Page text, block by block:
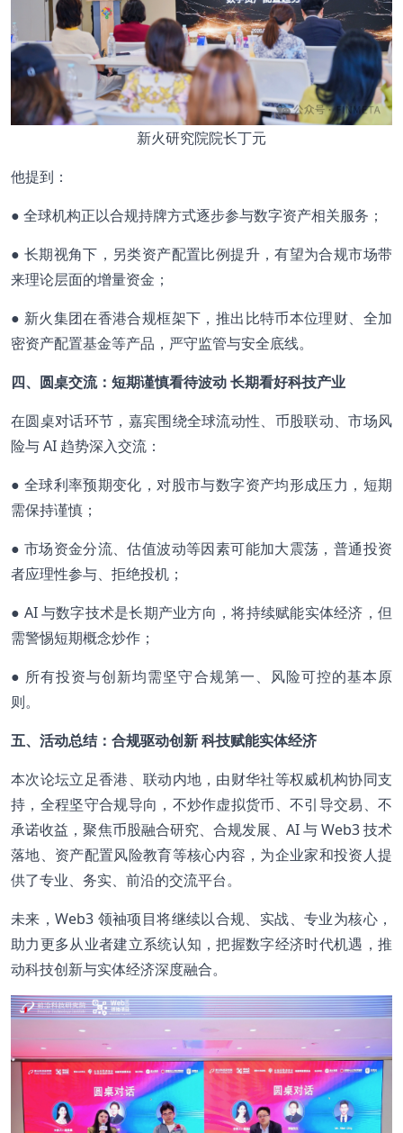
新火研究院院长丁元
他提到：
● 全球机构正以合规持牌方式逐步参与数字资产相关服务；
● 长期视角下，另类资产配置比例提升，有望为合规市场带
来理论层面的增量资金；
● 新火集团在香港合规框架下，推出比特币本位理财、全加
密资产配置基金等产品，严守监管与安全底线。
四、圆桌交流：短期谨慎看待波动 长期看好科技产业
在圆桌对话环节，嘉宾围绕全球流动性、币股联动、市场风
险与 AI 趋势深入交流：
● 全球利率预期变化，对股市与数字资产均形成压力，短期
需保持谨慎；
● 市场资金分流、估值波动等因素可能加大震荡，普通投资
者应理性参与、拒绝投机；
● AI 与数字技术是长期产业方向，将持续赋能实体经济，但
需警惕短期概念炒作；
● 所有投资与创新均需坚守合规第一、风险可控的基本原
则。
五、活动总结：合规驱动创新 科技赋能实体经济
本次论坛立足香港、联动内地，由财华社等权威机构协同支
持，全程坚守合规导向，不炒作虚拟货币、不引导交易、不
承诺收益，聚焦币股融合研究、合规发展、AI 与 Web3 技术
落地、资产配置风险教育等核心内容，为企业家和投资人提
供了专业、务实、前沿的交流平台。
未来，Web3 领袖项目将继续以合规、实战、专业为核心，
助力更多从业者建立系统认知，把握数字经济时代机遇，推
动科技创新与实体经济深度融合。